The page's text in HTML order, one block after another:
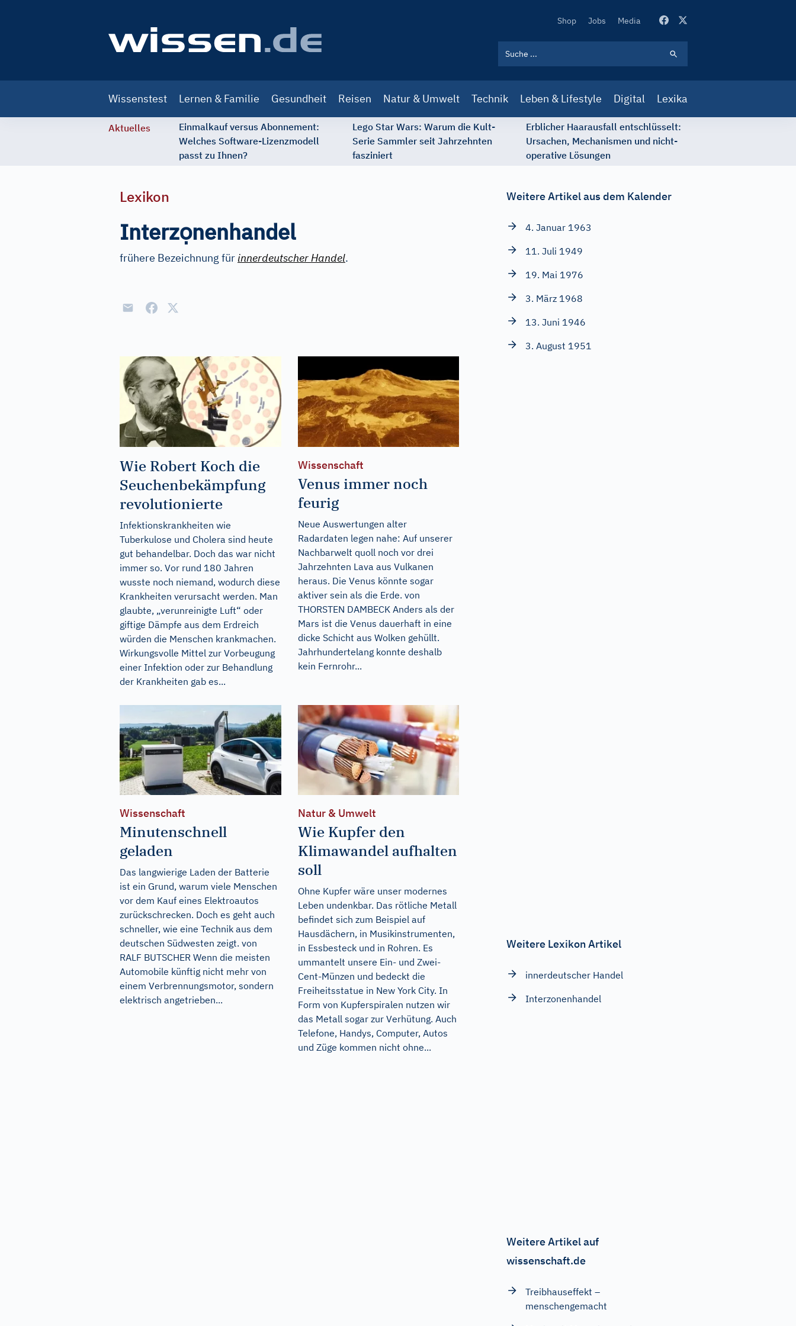
Secondary
Shop Jobs Media
navigation
Wissenstest Lernen & Familie Gesundheit Reisen Natur & Umwelt Technik Leben & Lifestyle Digital Lexika
Aktuelles
Einmalkauf versus Abonnement:
Welches Software-Lizenzmodell
passt zu Ihnen?
Lego Star Wars: Warum die Kult-
Serie Sammler seit Jahrzehnten
fasziniert
Erblicher Haarausfall entschlüsselt:
Ursachen, Mechanismen und nicht-
operative Lösungen
Lexikon
Interzọnenhandel
frühere Bezeichnung für innerdeutscher Handel.
Wie Robert Koch die
Seuchenbekämpfung
revolutionierte
Infektionskrankheiten wie
Tuberkulose und Cholera sind heute
gut behandelbar. Doch das war nicht
immer so. Vor rund 180 Jahren
wusste noch niemand, wodurch diese
Krankheiten verursacht werden. Man
glaubte, „verunreinigte Luft“ oder
giftige Dämpfe aus dem Erdreich
würden die Menschen krankmachen.
Wirkungsvolle Mittel zur Vorbeugung
einer Infektion oder zur Behandlung
der Krankheiten gab es...
Wissenschaft
Venus immer noch
feurig
Neue Auswertungen alter
Radardaten legen nahe: Auf unserer
Nachbarwelt quoll noch vor drei
Jahrzehnten Lava aus Vulkanen
heraus. Die Venus könnte sogar
aktiver sein als die Erde. von
THORSTEN DAMBECK Anders als der
Mars ist die Venus dauerhaft in eine
dicke Schicht aus Wolken gehüllt.
Jahrhundertelang konnte deshalb
kein Fernrohr...
Wissenschaft
Minutenschnell
geladen
Das langwierige Laden der Batterie
ist ein Grund, warum viele Menschen
vor dem Kauf eines Elektroautos
zurückschrecken. Doch es geht auch
schneller, wie eine Technik aus dem
deutschen Südwesten zeigt. von
RALF BUTSCHER Wenn die meisten
Automobile künftig nicht mehr von
einem Verbrennungsmotor, sondern
elektrisch angetrieben...
Natur & Umwelt
Wie Kupfer den
Klimawandel aufhalten
soll
Ohne Kupfer wäre unser modernes
Leben undenkbar. Das rötliche Metall
befindet sich zum Beispiel auf
Hausdächern, in Musikinstrumenten,
in Essbesteck und in Rohren. Es
ummantelt unsere Ein- und Zwei-
Cent-Münzen und bedeckt die
Freiheitsstatue in New York City. In
Form von Kupferspiralen nutzen wir
das Metall sogar zur Verhütung. Auch
Telefone, Handys, Computer, Autos
und Züge kommen nicht ohne...
Weitere Artikel aus dem Kalender
4. Januar 1963
11. Juli 1949
19. Mai 1976
3. März 1968
13. Juni 1946
3. August 1951
Weitere Lexikon Artikel
innerdeutscher Handel
Interzonenhandel
Weitere Artikel auf
wissenschaft.de
Treibhauseffekt –
menschengemacht